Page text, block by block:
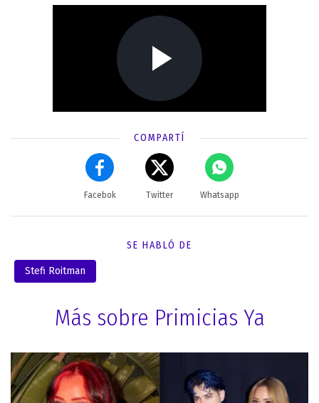
COMPARTÍ
Facebok Twitter Whatsapp
SE HABLÓ DE
Stefi Roitman
Más sobre Primicias Ya